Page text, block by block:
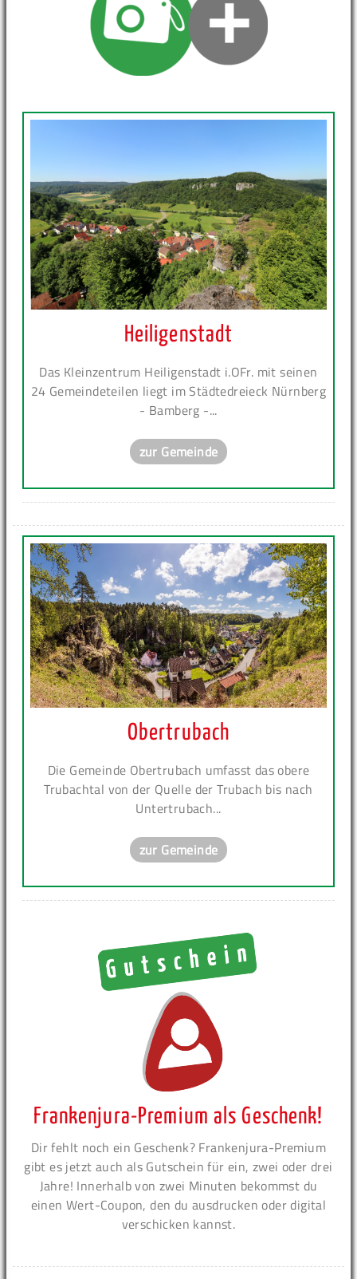
Heiligenstadt
Das Kleinzentrum Heiligenstadt i.OFr. mit seinen
24 Gemeindeteilen liegt im Städtedreieck Nürnberg
- Bamberg -...
zur Gemeinde
Obertrubach
Die Gemeinde Obertrubach umfasst das obere
Trubachtal von der Quelle der Trubach bis nach
Untertrubach...
zur Gemeinde
Frankenjura-Premium als Geschenk!
Dir fehlt noch ein Geschenk? Frankenjura-Premium
gibt es jetzt auch als Gutschein für ein, zwei oder drei
Jahre! Innerhalb von zwei Minuten bekommst du
einen Wert-Coupon, den du ausdrucken oder digital
verschicken kannst.